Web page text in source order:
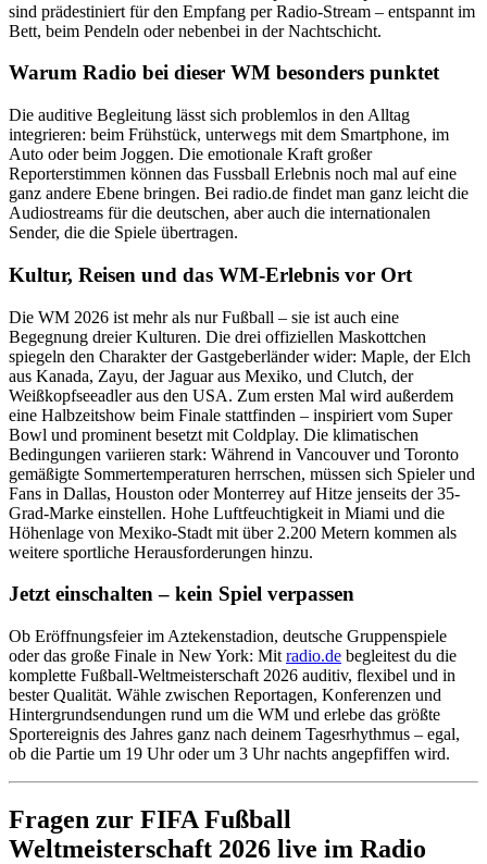
sind prädestiniert für den Empfang per Radio-Stream – entspannt im
Bett, beim Pendeln oder nebenbei in der Nachtschicht.
Warum Radio bei dieser WM besonders punktet
Die auditive Begleitung lässt sich problemlos in den Alltag
integrieren: beim Frühstück, unterwegs mit dem Smartphone, im
Auto oder beim Joggen. Die emotionale Kraft großer
Reporterstimmen können das Fussball Erlebnis noch mal auf eine
ganz andere Ebene bringen. Bei radio.de findet man ganz leicht die
Audiostreams für die deutschen, aber auch die internationalen
Sender, die die Spiele übertragen.
Kultur, Reisen und das WM-Erlebnis vor Ort
Die WM 2026 ist mehr als nur Fußball – sie ist auch eine
Begegnung dreier Kulturen. Die drei offiziellen Maskottchen
spiegeln den Charakter der Gastgeberländer wider: Maple, der Elch
aus Kanada, Zayu, der Jaguar aus Mexiko, und Clutch, der
Weißkopfseeadler aus den USA. Zum ersten Mal wird außerdem
eine Halbzeitshow beim Finale stattfinden – inspiriert vom Super
Bowl und prominent besetzt mit Coldplay. Die klimatischen
Bedingungen variieren stark: Während in Vancouver und Toronto
gemäßigte Sommertemperaturen herrschen, müssen sich Spieler und
Fans in Dallas, Houston oder Monterrey auf Hitze jenseits der 35-
Grad-Marke einstellen. Hohe Luftfeuchtigkeit in Miami und die
Höhenlage von Mexiko-Stadt mit über 2.200 Metern kommen als
weitere sportliche Herausforderungen hinzu.
Jetzt einschalten – kein Spiel verpassen
Ob Eröffnungsfeier im Aztekenstadion, deutsche Gruppenspiele
oder das große Finale in New York: Mit radio.de begleitest du die
komplette Fußball-Weltmeisterschaft 2026 auditiv, flexibel und in
bester Qualität. Wähle zwischen Reportagen, Konferenzen und
Hintergrundsendungen rund um die WM und erlebe das größte
Sportereignis des Jahres ganz nach deinem Tagesrhythmus – egal,
ob die Partie um 19 Uhr oder um 3 Uhr nachts angepfiffen wird.
Fragen zur FIFA Fußball
Weltmeisterschaft 2026 live im Radio